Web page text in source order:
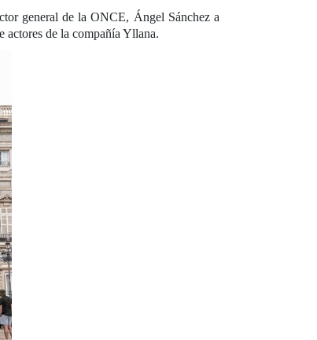
general de la ONCE, Ángel Sánchez a
actores de la compañía Yllana.